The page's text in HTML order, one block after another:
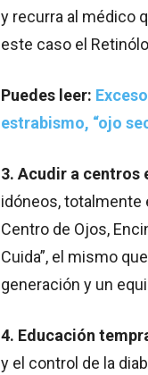
y recurra al médico
este caso el
Puedes leer:
estrabismo, “ojo
3. Acudir a centros
idóneos, totalmente
Centro de Ojos,
Cuida”, el mismo
generación y un
4. Educación
y el control de la